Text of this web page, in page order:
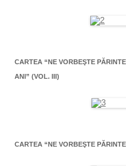
CARTEA “NE VORBEŞTE
ANI” (VOL. III)
CARTEA “NE VORBEŞTE